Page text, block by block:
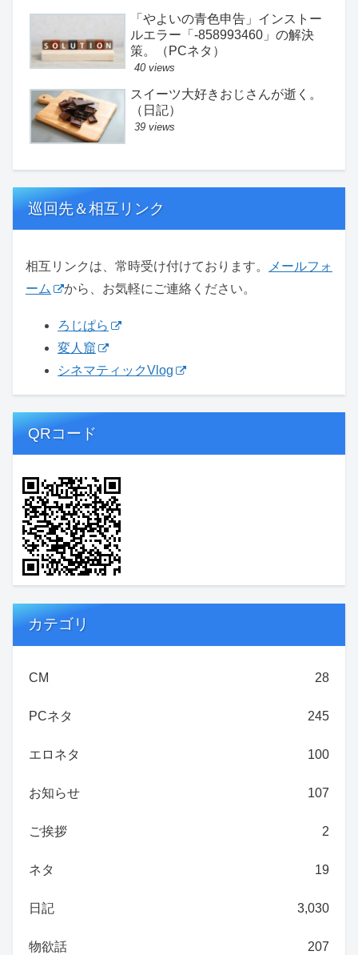
「やよいの青色申告」インストー
ルエラー「-858993460」の解決
策。（PCネタ）
40 views
スイーツ大好きおじさんが逝く。
（日記）
39 views
巡回先＆相互リンク
相互リンクは、常時受け付けております。
メールフォ
ーム
から、お気軽にご連絡ください。
ろじぱら
変人窟
シネマティックVlog
QRコード
カテゴリ
CM 28
PCネタ 245
エロネタ 100
お知らせ 107
ご挨拶 2
ネタ 19
日記 3,030
物欲話 207